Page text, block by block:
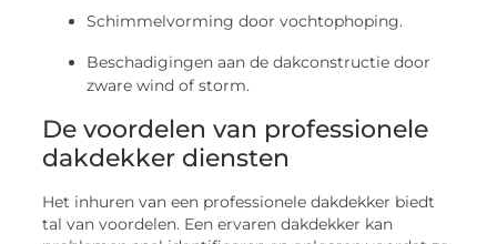
Schimmelvorming door vochtophoping.
Beschadigingen aan de dakconstructie door
zware wind of storm.
De voordelen van professionele
dakdekker diensten
Het inhuren van een professionele dakdekker biedt
tal van voordelen. Een ervaren dakdekker kan